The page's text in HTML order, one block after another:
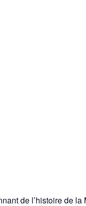
de l’histoire de la